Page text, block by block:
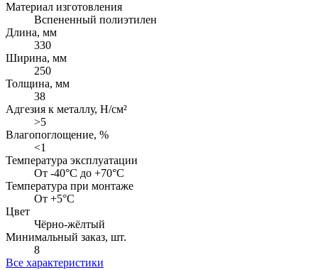
Материал изготовления
Вспененный полиэтилен
Длина, мм
330
Ширина, мм
250
Толщина, мм
38
Адгезия к металлу, Н/см²
>5
Влагопоглощение, %
<1
Температура эксплуатации
От -40°C до +70°C
Температура при монтаже
От +5°C
Цвет
Чёрно-жёлтый
Минимальный заказ, шт.
8
Все характеристики